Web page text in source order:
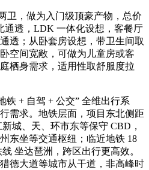
，做为入门级顶豪产物，总价
通透，LDK 一体化设想，客餐厅
透；从卧套房设想，带卫生间取
空间宽敞，可做为儿童房或客
栖身需求，适用性取舒服度拉
+ 自驾 + 公交” 全维出行系
需求。地铁层面，项目东北侧距
城、天、环市东等保守 CBD，
东坐等交通枢纽；临近地铁 18
坐达琶洲，跨区出行更高效。
德大道等城市从干道，非高峰时